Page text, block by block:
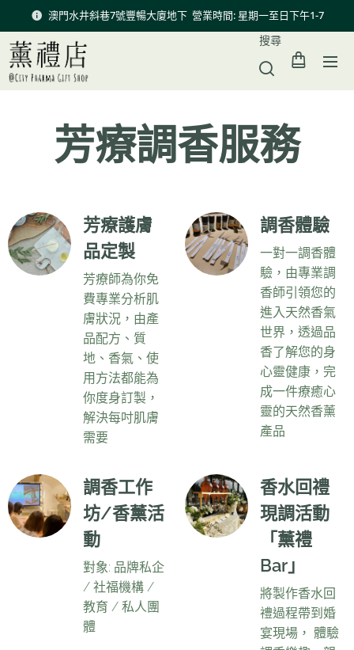
澳門水井斜巷7號豐暢大廈地下 營業時間: 星期一至日下午1-7
搜尋
芳療調香服務
芳療護膚
品定製
芳療師為你免
費專業分析肌
膚狀況，由產
品配方、質
地、香氣、使
用方法都能為
你度身訂製，
解決每吋肌膚
需要
調香體驗
一對一調香體
驗，由專業調
香師引領您的
進入天然香氣
世界，透過品
香了解您的身
心靈健康，完
成一件療癒心
靈的天然香薰
產品
調香工作
坊/香薰活
動
對象: 品牌私企
/ 社福機構 /
教育 / 私人團
體
香水回禮
現調活動
「薰禮
Bar」
將製作香水回
禮過程帶到婚
宴現場， 體驗